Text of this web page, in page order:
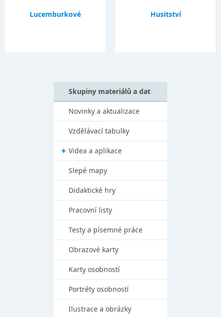
Lucemburkové Husitství
Skupiny materiálů a dat
Novinky a aktualizace
Vzdělávací tabulky
Videa a aplikace
Slepé mapy
Didaktické hry
Pracovní listy
Testy a písemné práce
Obrazové karty
Karty osobností
Portréty osobností
Ilustrace a obrázky